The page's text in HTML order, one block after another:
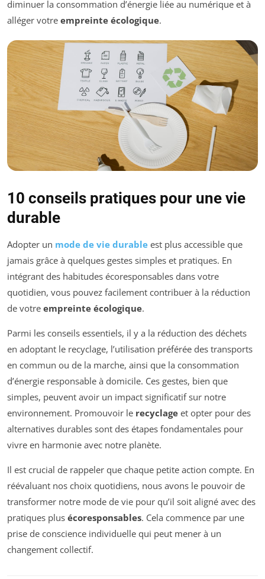
diminuer la consommation d’énergie liée au numérique et à
alléger votre empreinte écologique.
10 conseils pratiques pour une vie
durable
Adopter un mode de vie durable est plus accessible que
jamais grâce à quelques gestes simples et pratiques. En
intégrant des habitudes écoresponsables dans votre
quotidien, vous pouvez facilement contribuer à la réduction
de votre empreinte écologique.
Parmi les conseils essentiels, il y a la réduction des déchets
en adoptant le recyclage, l’utilisation préférée des transports
en commun ou de la marche, ainsi que la consommation
d’énergie responsable à domicile. Ces gestes, bien que
simples, peuvent avoir un impact significatif sur notre
environnement. Promouvoir le recyclage et opter pour des
alternatives durables sont des étapes fondamentales pour
vivre en harmonie avec notre planète.
Il est crucial de rappeler que chaque petite action compte. En
réévaluant nos choix quotidiens, nous avons le pouvoir de
transformer notre mode de vie pour qu’il soit aligné avec des
pratiques plus écoresponsables. Cela commence par une
prise de conscience individuelle qui peut mener à un
changement collectif.